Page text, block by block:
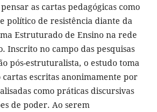
as cartas pedagógicas como
político de resistência diante da
Estruturado de Ensino na rede
Inscrito no campo das pesquisas
pós-estruturalista, o estudo toma
escritas anonimamente por
como práticas discursivas
de poder. Ao serem